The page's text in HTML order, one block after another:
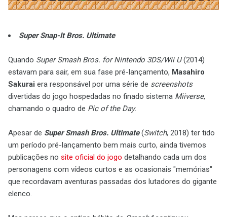
Super Snap-It Bros. Ultimate
Quando Super Smash Bros. for Nintendo 3DS/Wii U(2014)
estavam para sair, em sua fase pré-lançamento, Masahiro
Sakurai era responsável por uma série de screenshots
divertidas do jogo hospedadas no finado sistema Miiverse,
chamando o quadro de Pic of the Day.
Apesar de Super Smash Bros. Ultimate(Switch, 2018) ter tido
um período pré-lançamento bem mais curto, ainda tivemos
publicações no site oficial do jogo detalhando cada um dos
personagens com vídeos curtos e as ocasionais "memórias"
que recordavam aventuras passadas dos lutadores do gigante
elenco.